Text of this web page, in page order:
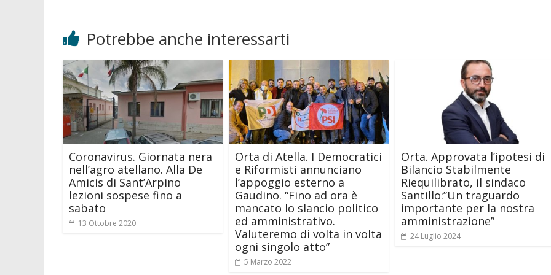
Potrebbe anche interessarti
Coronavirus. Giornata nera
nell’agro atellano. Alla De
Amicis di Sant’Arpino
lezioni sospese fino a
sabato
13 Ottobre 2020
Orta di Atella. I Democratici
e Riformisti annunciano
l’appoggio esterno a
Gaudino. “Fino ad ora è
mancato lo slancio politico
ed amministrativo.
Valuteremo di volta in volta
ogni singolo atto”
5 Marzo 2022
Orta. Approvata l’ipotesi di
Bilancio Stabilmente
Riequilibrato, il sindaco
Santillo:”Un traguardo
importante per la nostra
amministrazione”
24 Luglio 2024